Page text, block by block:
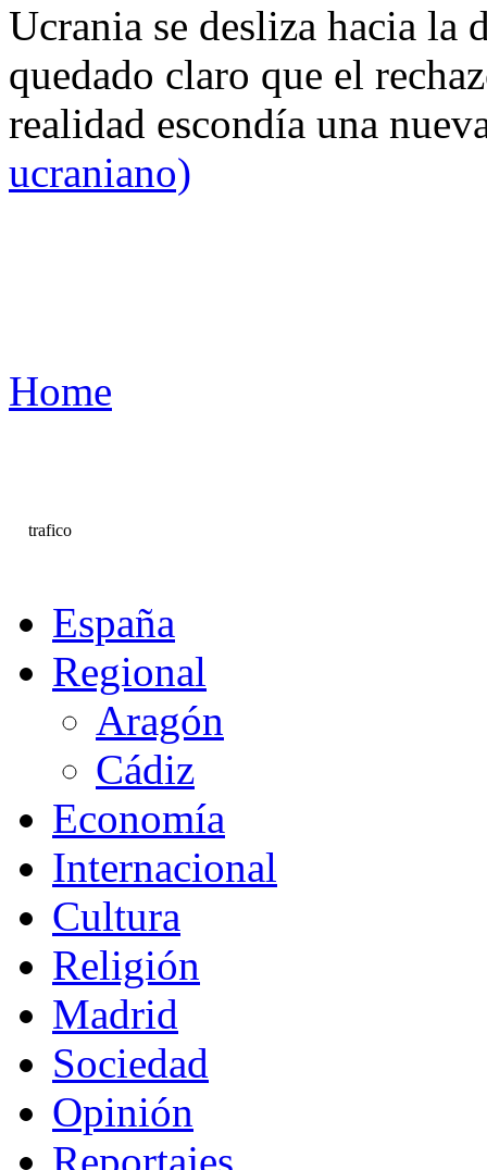
Ucrania se desliza hacia
quedado claro que el
realidad escondía una
ucraniano)
Home
trafico
España
Regional
Aragón
Cádiz
Economía
Internacional
Cultura
Religión
Madrid
Sociedad
Opinión
Reportajes